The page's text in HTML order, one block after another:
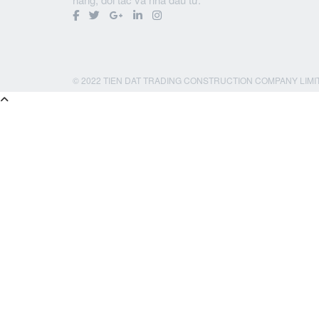
© 2022 TIEN DAT TRADING CONSTRUCTION COMPANY